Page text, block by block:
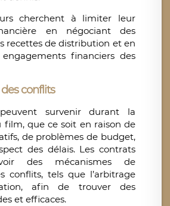
cherchent à limiter leur
en négociant des
recettes de distribution et en
financiers des
conflits
survenir durant la
film, que ce soit en raison de
de problèmes de budget,
des délais. Les contrats
des mécanismes de
conflits, tels que l’arbitrage
afin de trouver des
et efficaces.